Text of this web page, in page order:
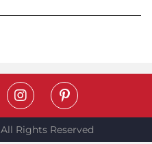
All Rights Reserved